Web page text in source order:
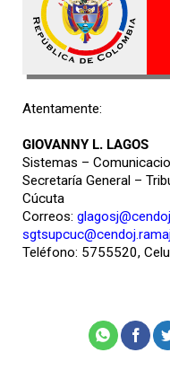
Atentamente:
GIOVANNY L. LAGOS
Sistemas –
Secretaría General –
Cúcuta
Correos:
Teléfono: 5755520,